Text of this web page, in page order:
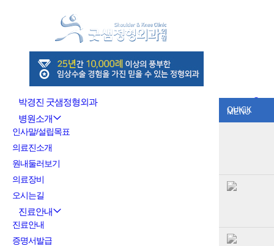
박경진 굿샘정형외과
병원소개
인사말/설립목표
의료진소개
원내둘러보기
의료장비
오시는길
진료안내
진료안내
증명서발급
QUICK
MENU
Sketchbook5, 스케치북5
Sketchbook5, 스케치북5